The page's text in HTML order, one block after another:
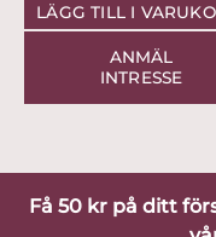
LÄGG TILL I
ANMÄL
INTRESSE
Få 50 kr på ditt